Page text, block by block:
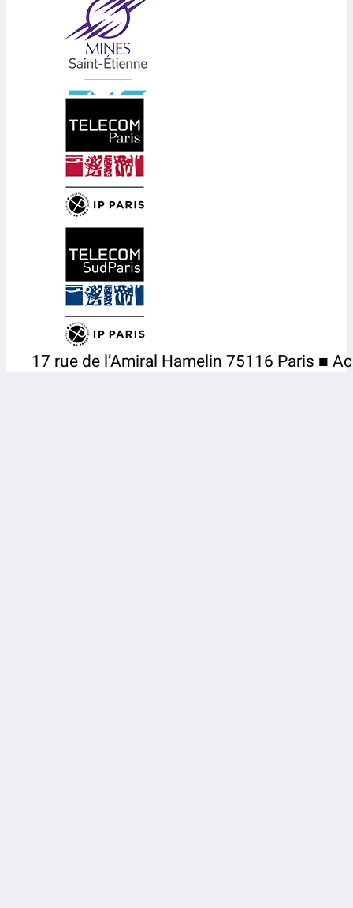
17 rue de l’Amiral Hamelin 75116 Paris ■